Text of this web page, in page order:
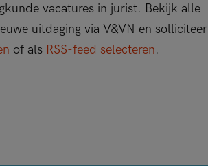
vacatures in jurist. Bekijk alle
uitdaging via V&VN en solliciteer
of als RSS-feed selecteren.